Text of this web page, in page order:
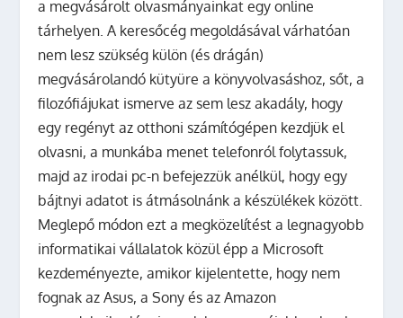
a megvásárolt olvasmányainkat egy online
tárhelyen. A keresőcég megoldásával várhatóan
nem lesz szükség külön (és drágán)
megvásárolandó kütyüre a könyvolvasáshoz, sőt, a
filozófiájukat ismerve az sem lesz akadály, hogy
egy regényt az otthoni számítógépen kezdjük el
olvasni, a munkába menet telefonról folytassuk,
majd az irodai pc-n befejezzük anélkül, hogy egy
bájtnyi adatot is átmásolnánk a készülékek között.
Meglepő módon ezt a megközelítést a legnagyobb
informatikai vállalatok közül épp a Microsoft
kezdeményezte, amikor kijelentette, hogy nem
fognak az Asus, a Sony és az Amazon